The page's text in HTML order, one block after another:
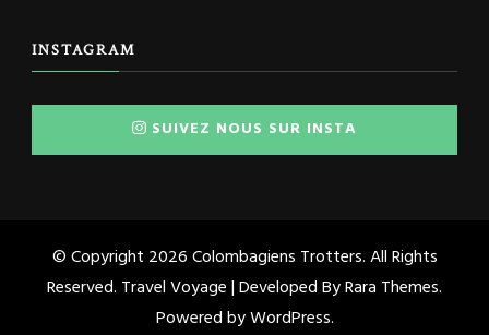
INSTAGRAM
SUIVEZ NOUS SUR INSTA
© Copyright 2026Colombagiens Trotters. All Rights
Reserved. Travel Voyage | Developed ByRara Themes.
Powered byWordPress.